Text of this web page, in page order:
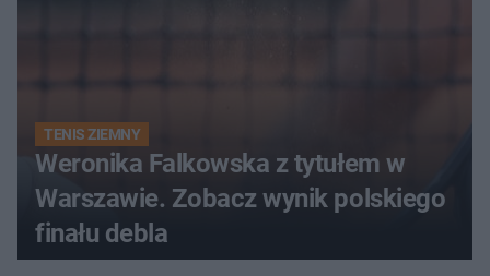
TENIS ZIEMNY
Weronika Falkowska z tytułem w
Warszawie. Zobacz wynik polskiego
finału debla